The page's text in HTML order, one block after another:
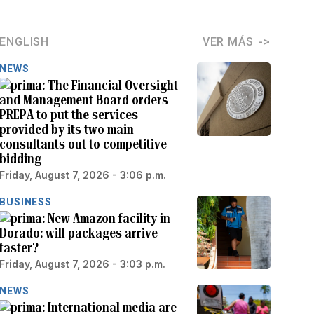
ENGLISH VER MÁS
NEWS
The Financial Oversight
and Management Board orders
PREPA to put the services
provided by its two main
consultants out to competitive
bidding
Friday, August 7, 2026 - 3:06 p.m.
BUSINESS
New Amazon facility in
Dorado: will packages arrive
faster?
Friday, August 7, 2026 - 3:03 p.m.
NEWS
International media are